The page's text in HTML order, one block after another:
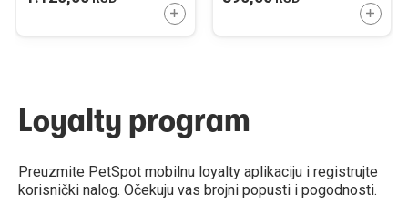
DODAJTE U KORPU
Loyalty program
Preuzmite PetSpot mobilnu loyalty aplikaciju i registrujte
korisnički nalog. Očekuju vas brojni popusti i pogodnosti.